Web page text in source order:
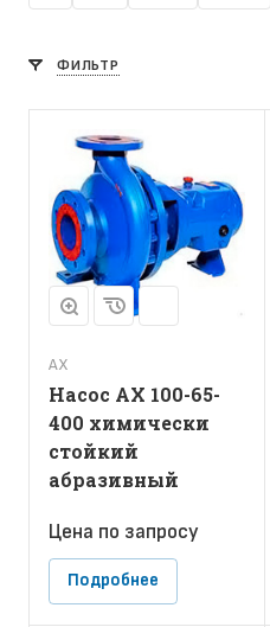
ФИЛЬТР
АХ
Насос АХ 100-65-
400 химически
стойкий
абразивный
Цена по запросу
Подробнее